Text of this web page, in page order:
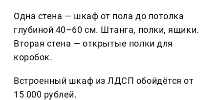
Одна стена — шкаф от пола до потолка
глубиной 40–60 см. Штанга, полки, ящики.
Вторая стена — открытые полки для
коробок.
Встроенный шкаф из ЛДСП обойдётся от
15 000 рублей.